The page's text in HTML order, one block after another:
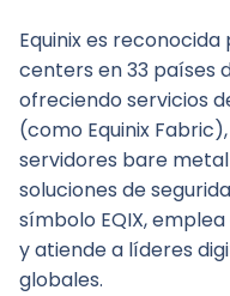
Equinix es
centers en 33 países
ofreciendo servicios
(como Equinix
servidores bare
soluciones de
símbolo EQIX,
y atiende a líderes
globales.